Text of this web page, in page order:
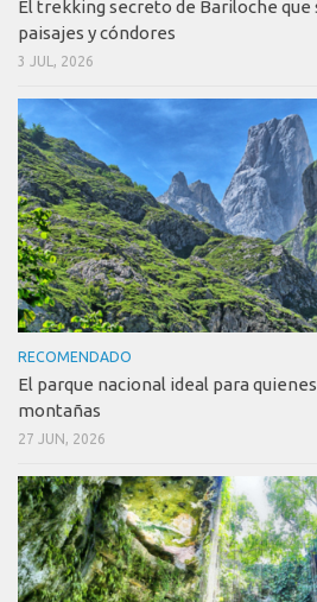
El trekking secreto de Bariloche que
paisajes y cóndores
3 JUL, 2026
RECOMENDADO
El parque nacional ideal para
montañas
27 JUN, 2026